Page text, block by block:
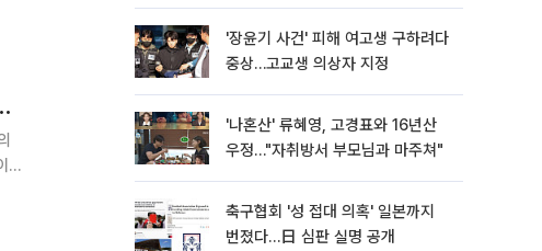
3억원 상당 보조기기 지원
'장윤기 사건' 피해 여고생 구하려다
중상…고교생 의상자 지정
'나혼산' 류혜영, 고경표와 16년산
우정…"자취방서 부모님과 마주쳐"
축구협회 '성 접대 의혹' 일본까지
번졌다…日 심판 실명 공개